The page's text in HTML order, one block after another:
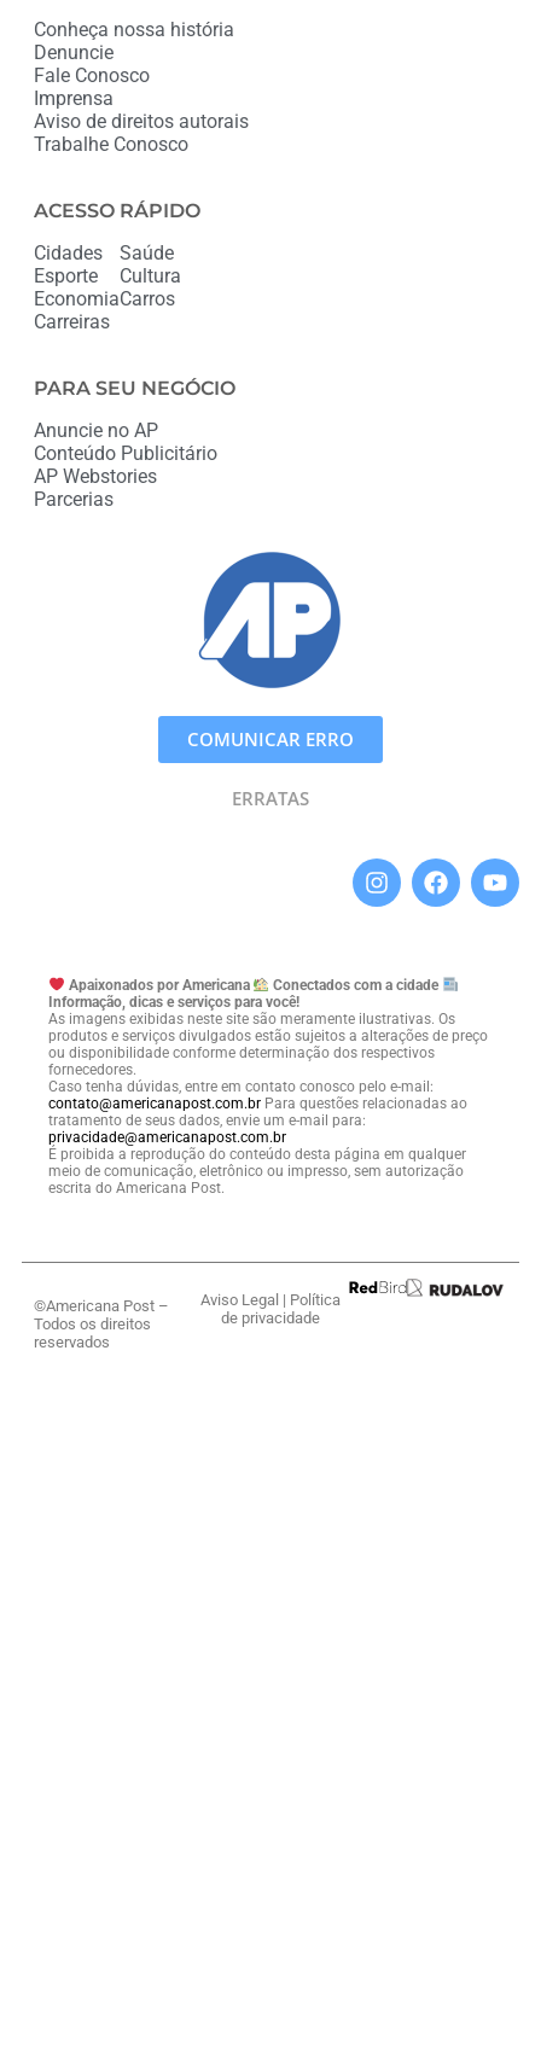
Conheça nossa história
Denuncie
Fale Conosco
Imprensa
Aviso de direitos autorais
Trabalhe Conosco
ACESSO RÁPIDO
Cidades
Esporte
Economia
Carreiras
Saúde
Cultura
Carros
PARA SEU NEGÓCIO
Anuncie no AP
Conteúdo Publicitário
AP Webstories
Parcerias
COMUNICAR ERRO
ERRATAS
Apaixonados por Americana
Conectados com a cidade
Informação, dicas e serviços para você!
As imagens exibidas neste site são meramente ilustrativas. Os
produtos e serviços divulgados estão sujeitos a alterações de preço
ou disponibilidade conforme determinação dos respectivos
fornecedores.
Caso tenha dúvidas, entre em contato conosco pelo e-mail:
contato@americanapost.com.br Para questões relacionadas ao
tratamento de seus dados, envie um e-mail para:
privacidade@americanapost.com.br
É proibida a reprodução do conteúdo desta página em qualquer
meio de comunicação, eletrônico ou impresso, sem autorização
escrita do Americana Post.
©Americana Post –
Todos os direitos
reservados
Aviso Legal | Política
de privacidade